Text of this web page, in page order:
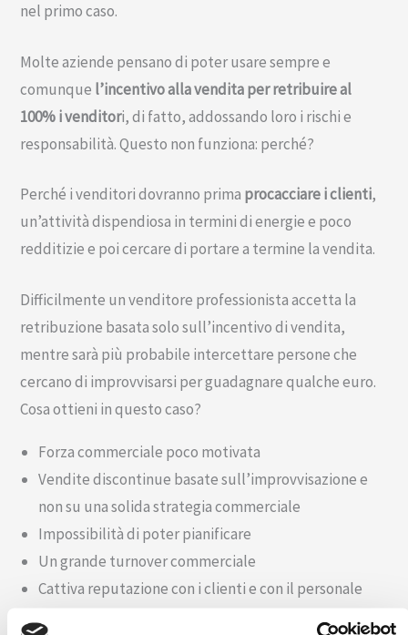
nel primo caso.
Molte aziende pensano di poter usare sempre e
comunque l’incentivo alla vendita per retribuire al
100% i venditori, di fatto, addossando loro i rischi e
responsabilità. Questo non funziona: perché?
Perché i venditori dovranno prima procacciare i clienti,
un’attività dispendiosa in termini di energie e poco
redditizie e poi cercare di portare a termine la vendita.
Difficilmente un venditore professionista accetta la
retribuzione basata solo sull’incentivo di vendita,
mentre sarà più probabile intercettare persone che
cercano di improvvisarsi per guadagnare qualche euro.
Cosa ottieni in questo caso?
Forza commerciale poco motivata
Vendite discontinue basate sull’improvvisazione e
non su una solida strategia commerciale
Impossibilità di poter pianificare
Un grande turnover commerciale
Cattiva reputazione con i clienti e con il personale